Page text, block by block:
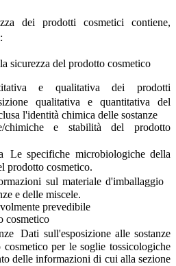
dei prodotti cosmetici contiene,
sicurezza del prodotto cosmetico
e qualitativa dei prodotti
qualitativa e quantitativa del
l'identità chimica delle sostanze
chimiche e stabilità del prodotto
Le specifiche microbiologiche della
prodotto cosmetico.
sul materiale d'imballaggio
e delle miscele.
prevedibile
cosmetico
Dati sull'esposizione alle sostanze
per le soglie tossicologiche
delle informazioni di cui alla sezione